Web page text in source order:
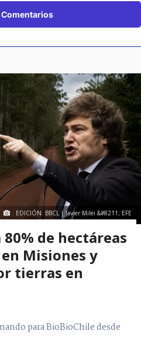
EDICIÓN: BBCL | Javier Milei &#8211; EFE
de hectáreas
Misiones y
tierras en
para BioBioChile desde